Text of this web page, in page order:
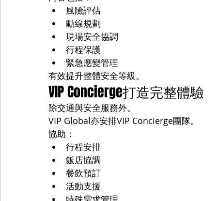
風險評估
動線規劃
現場安全協調
行程保護
緊急應變管理
有效提升整體安全等級。
VIP Concierge打造完整體驗
除交通與安全服務外。
VIP Global亦安排VIP Concierge團隊。
協助：
行程安排
飯店協調
餐飲預訂
活動支援